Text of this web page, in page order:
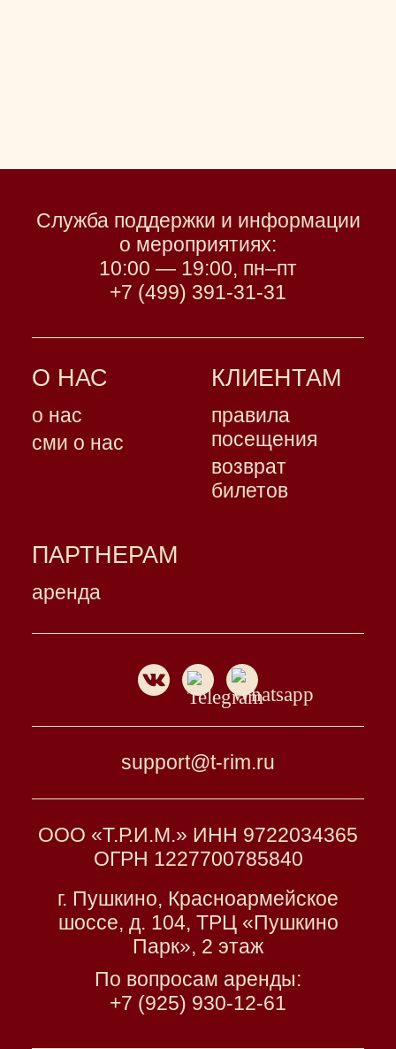
Служба поддержки и информации
о мероприятиях:
10:00 — 19:00, пн–пт
+7 (499) 391-31-31
О НАС
о нас
сми о нас
КЛИЕНТАМ
правила
посещения
возврат
билетов
ПАРТНЕРАМ
аренда
support@t-rim.ru
ООО «Т.Р.И.М.» ИНН 9722034365
ОГРН 1227700785840
г. Пушкино, Красноармейское
шоссе, д. 104, ТРЦ «Пушкино
Парк», 2 этаж
По вопросам аренды:
+7 (925) 930-12-61